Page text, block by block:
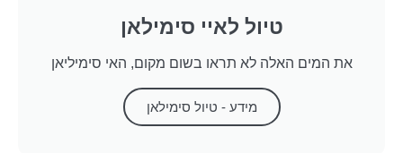
טיול לאיי סימילאן
את המים האלה לא תראו בשום מקום, האי סימיליאן
מידע - טיול סימילאן